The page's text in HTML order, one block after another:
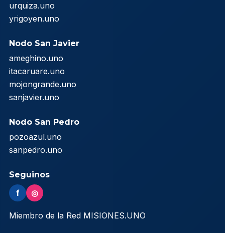
urquiza.uno
yrigoyen.uno
Nodo San Javier
ameghino.uno
itacaruare.uno
mojongrande.uno
sanjavier.uno
Nodo San Pedro
pozoazul.uno
sanpedro.uno
Seguinos
f ◎
Miembro de la Red MISIONES.UNO